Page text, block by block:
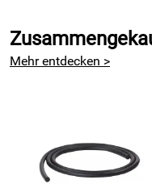
das Alu-Klebeband
sonst schwierigen
Breite Alu-Klebeband:
Reinheit Aluminium:
Mehr entdecken >